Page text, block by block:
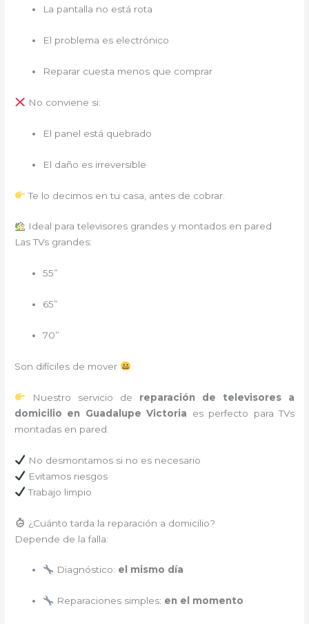
La pantalla no está rota
El problema es electrónico
Reparar cuesta menos que comprar
No conviene si:
El panel está quebrado
El daño es irreversible
Te lo decimos en tu casa, antes de cobrar.
Ideal para televisores grandes y montados en pared
Las TVs grandes:
55”
65”
70”
Son difíciles de mover
Nuestro servicio de reparación de televisores a
domicilio en Guadalupe Victoria es perfecto para TVs
montadas en pared.
No desmontamos si no es necesario
Evitamos riesgos
Trabajo limpio
¿Cuánto tarda la reparación a domicilio?
Depende de la falla:
Diagnóstico: el mismo día
Reparaciones simples: en el momento